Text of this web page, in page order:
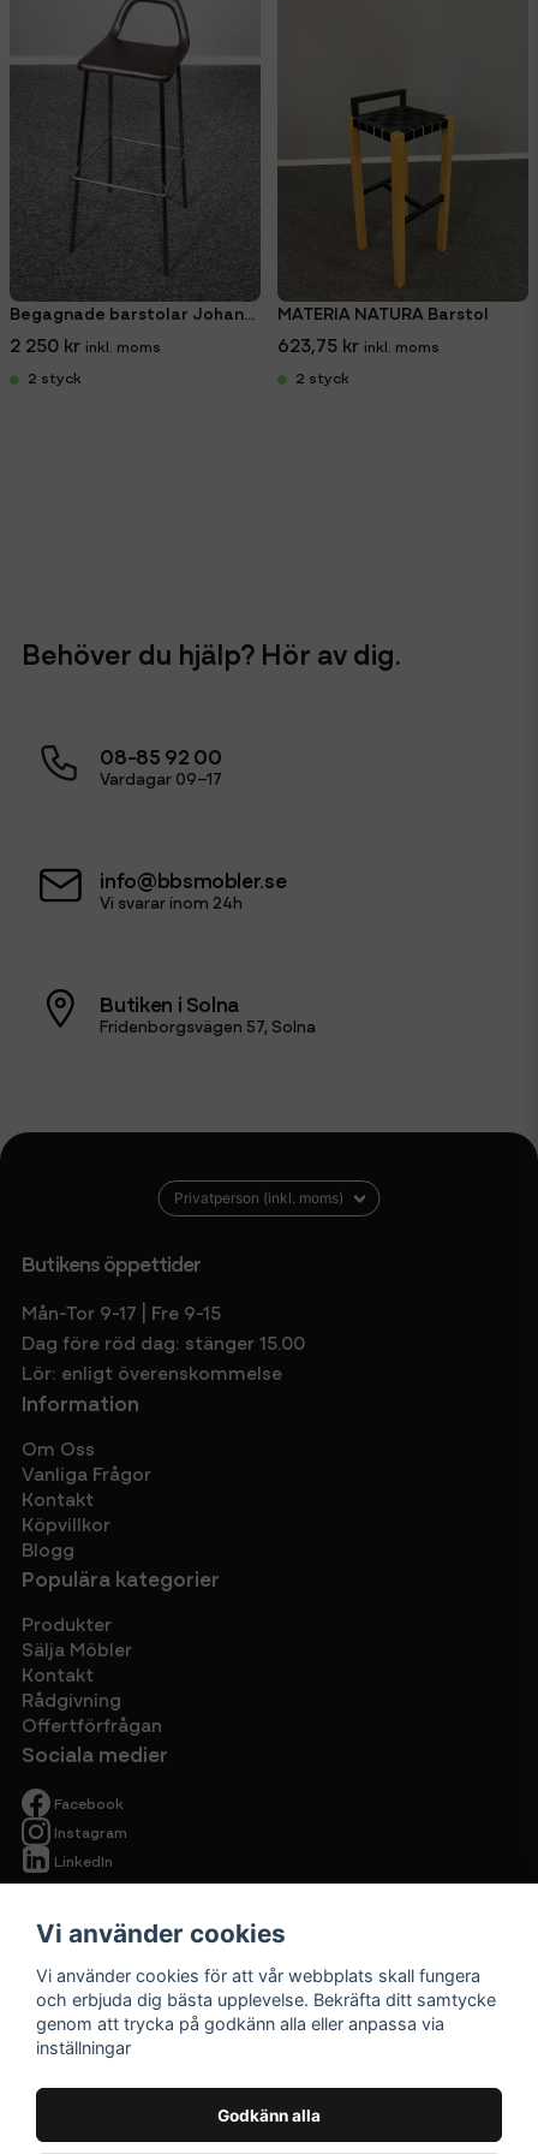
Begagnade barstolar Johanson Design Studio
2 250 kr
2 styck
MATERIA NATURA Barstol
623,75 kr
2 styck
Behöver du hjälp? Hör av dig.
08-85 92 00
Vardagar 09–17
info@bbsmobler.se
Vi svarar inom 24h
Butiken i Solna
Fridenborgsvägen 57, Solna
Butikens öppettider
Mån-Tor 9-17 | Fre 9-15
Dag före röd dag: stänger 15.00
Lör: enligt överenskommelse
Information
Om Oss
Vanliga Frågor
Kontakt
Köpvillkor
Blogg
Populära kategorier
Produkter
Sälja Möbler
Kontakt
Rådgivning
Offertförfrågan
Sociala medier
Facebook
Instagram
LinkedIn
Begagnade
Cirkulärt ska
vara prisvärt.
Vi använder cookies
Vi använder cookies för att vår webbplats skall fungera
och erbjuda dig bästa upplevelse. Bekräfta ditt samtycke
genom att trycka på godkänn alla eller anpassa via
inställningar
Godkänn alla